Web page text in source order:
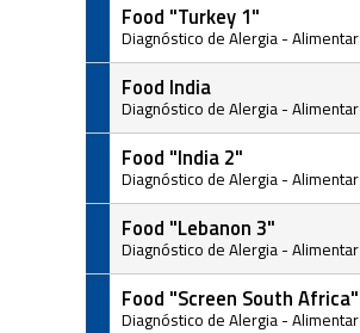
Food "Turkey 1"
Diagnóstico de Alergia - Alimentar
Food India
Diagnóstico de Alergia - Alimentar
Food "India 2"
Diagnóstico de Alergia - Alimentar
Food "Lebanon 3"
Diagnóstico de Alergia - Alimentar
Food "Screen South Africa"
Diagnóstico de Alergia - Alimentar